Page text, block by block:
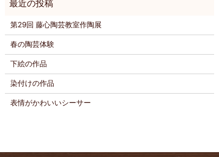
第29回 藤心陶芸教室作陶展
春の陶芸体験
下絵の作品
染付けの作品
表情がかわいいシーサー